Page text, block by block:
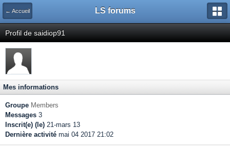
← Accueil LS forums
Profil de saidiop91
Mes informations
Groupe Members
Messages 3
Inscrit(e) (le) 21-mars 13
Dernière activité mai 04 2017 21:02